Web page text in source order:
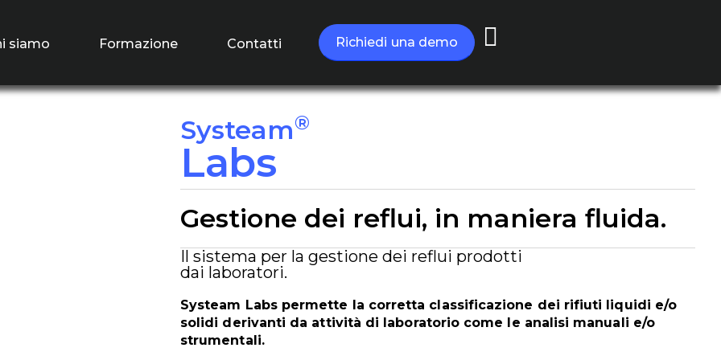
siamo Formazione Contatti Richiedi una demo
Systeam®
Labs
Gestione dei reflui, in maniera fluida.
Il sistema per la gestione dei reflui prodotti
dai laboratori.
Systeam Labs permette la corretta classificazione dei rifiuti liquidi e/o
solidi derivanti da attività di laboratorio come le analisi manuali e/o
strumentali.